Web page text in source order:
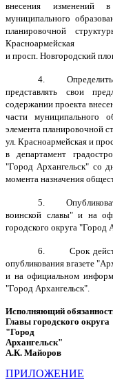
внесения изменений
муниципального
планировочной
Красноармейская
и просп. Новгородский
4. Определить,
представлять свои
содержании проекта
части муниципального
элемента планировочной
ул. Красноармейская и
в департамент
"Город Архангельск" со
момента назначения
5. Опубликовать
воинской славы" и на
городского округа "Город
6. Срок
опубликования вгазете
и на официальном
"Город Архангельск".
Исполняющий
Главы городского округа
"Город
Архангельск"
А.К. Майоров
ПРИЛОЖЕНИЕ